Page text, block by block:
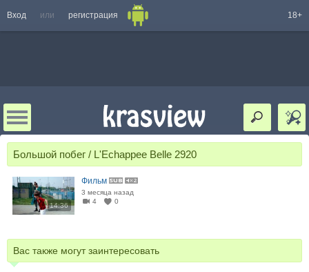
Вход или регистрация 18+
Большой побег / L'Echappee Belle 2920
14:36
Фильм
3 месяца назад
4
0
Вас также могут заинтересовать